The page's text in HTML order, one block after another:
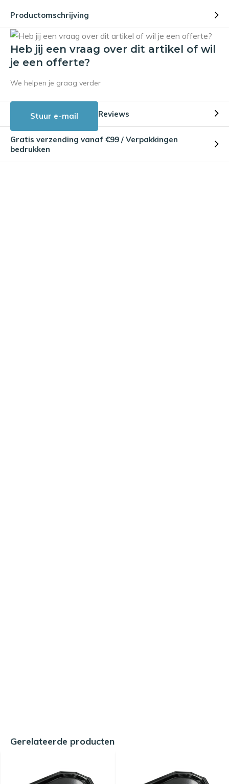
Productomschrijving
Heb jij een vraag over dit artikel of wil
je een offerte?
We helpen je graag verder
Stuur e-mail Reviews
Gratis verzending vanaf €99 / Verpakkingen
bedrukken
Gerelateerde producten